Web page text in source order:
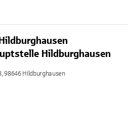
Hildburghausen
98646 Hildburghausen